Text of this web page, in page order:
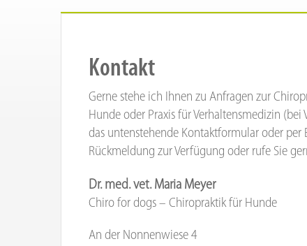
Kontakt
Gerne stehe ich Ihnen zu Anfragen zur
Hunde oder Praxis für Verhaltensmedizin
das untenstehende Kontaktformular oder per
Rückmeldung zur Verfügung oder rufe Sie
Dr. med. vet. Maria Meyer
Chiro for dogs – Chiropraktik für Hunde
An der Nonnenwiese 4